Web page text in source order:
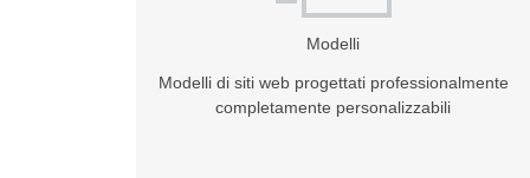
Modelli
Modelli di siti web progettati professionalmente
completamente personalizzabili